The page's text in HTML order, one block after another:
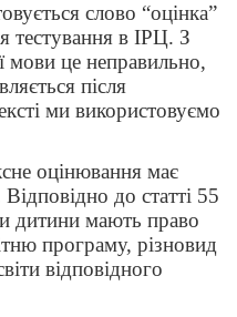
слово “оцінка”
тестування в ІРЦ. З
мови це неправильно,
після
ми використовуємо
оцінювання має
до статті 55
дитини мають право
програму, різновид
відповідного